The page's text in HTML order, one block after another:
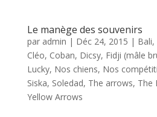
Le manège des souvenirs
par admin | Déc 24, 2015 | Bali,
Cléo, Coban, Dicsy, Fidji (mâle
Lucky, Nos chiens, Nos
Siska, Soledad, The arrows, The
Yellow Arrows